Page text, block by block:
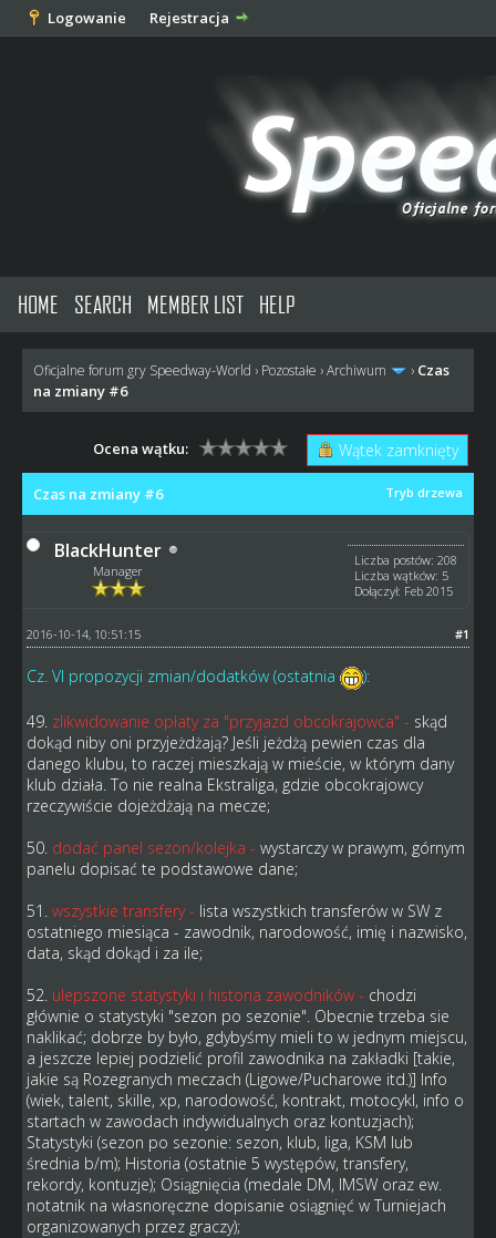
Logowanie Rejestracja
HOME SEARCH MEMBER LIST HELP
Oficjalne forum gry Speedway-World › Pozostałe ›Archiwum › Czas
na zmiany #6
Wątek zamknięty
Ocena wątku:
Tryb drzewa
Czas na zmiany #6
BlackHunter
Manager
Liczba postów: 208
Liczba wątków: 5
Dołączył: Feb 2015
#1
2016-10-14, 10:51:15
Cz. VI propozycji zmian/dodatków (ostatnia ):
49. zlikwidowanie opłaty za "przyjazd obcokrajowca" - skąd
dokąd niby oni przyjeżdżają? Jeśli jeżdżą pewien czas dla
danego klubu, to raczej mieszkają w mieście, w którym dany
klub działa. To nie realna Ekstraliga, gdzie obcokrajowcy
rzeczywiście dojeżdżają na mecze;
50. dodać panel sezon/kolejka - wystarczy w prawym, górnym
panelu dopisać te podstawowe dane;
51. wszystkie transfery - lista wszystkich transferów w SW z
ostatniego miesiąca - zawodnik, narodowość, imię i nazwisko,
data, skąd dokąd i za ile;
52. ulepszone statystyki i historia zawodników - chodzi
głównie o statystyki "sezon po sezonie". Obecnie trzeba sie
naklikać; dobrze by było, gdybyśmy mieli to w jednym miejscu,
a jeszcze lepiej podzielić profil zawodnika na zakładki [takie,
jakie są Rozegranych meczach (Ligowe/Pucharowe itd.)] Info
(wiek, talent, skille, xp, narodowość, kontrakt, motocykl, info o
startach w zawodach indywidualnych oraz kontuzjach);
Statystyki (sezon po sezonie: sezon, klub, liga, KSM lub
średnia b/m); Historia (ostatnie 5 występów, transfery,
rekordy, kontuzje); Osiągnięcia (medale DM, IMSW oraz ew.
notatnik na własnoręczne dopisanie osiągnięć w Turniejach
organizowanych przez graczy);